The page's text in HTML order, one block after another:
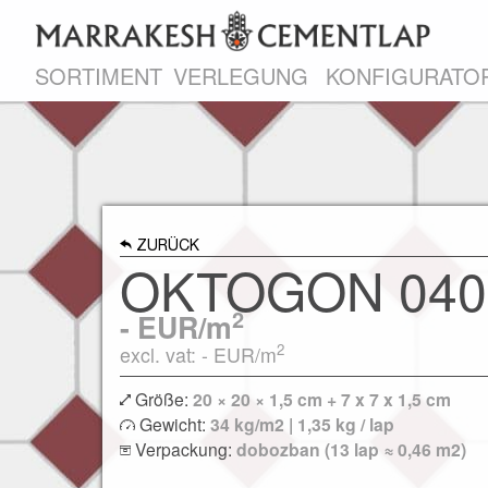
SORTIMENT VERLEGUNG
ZURÜCK
OKTOGON
-EUR/m2
excl. vat: - EUR/m2
Größe:20 × 20 × 1,5 cm + 7 x 7 x 1,5 cm
Gewicht:34 kg/m2 | 1,35 kg / lap
Verpackung:dobozban (13 lap ≈ 0,46 m2)